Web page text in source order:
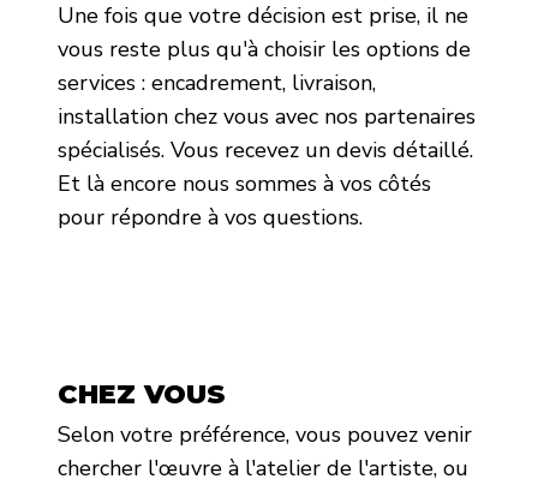
Une fois que votre décision est prise, il ne
vous reste plus qu'à choisir les options de
services : encadrement, livraison,
installation chez vous avec nos partenaires
spécialisés. Vous recevez un devis détaillé.
Et là encore nous sommes à vos côtés
pour répondre à vos questions.
CHEZ VOUS
Selon votre préférence, vous pouvez venir
chercher l'œuvre à l'atelier de l'artiste, ou